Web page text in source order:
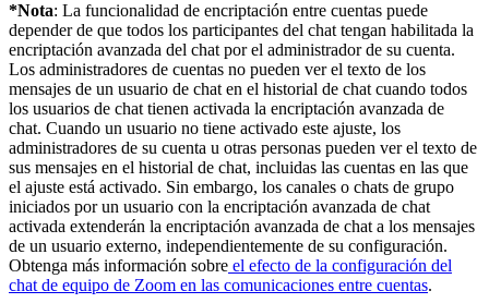
*Nota: La funcionalidad de encriptación entre cuentas puede
depender de que todos los participantes del chat tengan habilitada la
encriptación avanzada del chat por el administrador de su cuenta.
Los administradores de cuentas no pueden ver el texto de los
mensajes de un usuario de chat en el historial de chat cuando todos
los usuarios de chat tienen activada la encriptación avanzada de
chat. Cuando un usuario no tiene activado este ajuste, los
administradores de su cuenta u otras personas pueden ver el texto de
sus mensajes en el historial de chat, incluidas las cuentas en las que
el ajuste está activado. Sin embargo, los canales o chats de grupo
iniciados por un usuario con la encriptación avanzada de chat
activada extenderán la encriptación avanzada de chat a los mensajes
de un usuario externo, independientemente de su configuración.
Obtenga más información sobre el efecto de la configuración del
chat de equipo de Zoom en las comunicaciones entre cuentas.